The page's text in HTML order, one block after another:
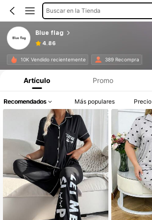
Buscar en la Tienda
Blue flag
4.86
10K Vendido recientemente 389 Recompra
Artículo Promo
Recomendados Más populares Precio